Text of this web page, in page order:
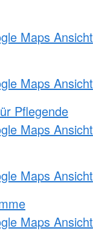
Maps Ansicht
Maps Ansicht
Pflegende
Maps Ansicht
Maps Ansicht
Maps Ansicht